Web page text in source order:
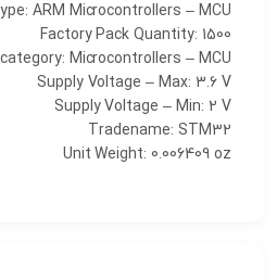
ARM Microcontrollers – MCU
Factory Pack Quantity: 1500
Microcontrollers – MCU
Supply Voltage – Max: 3.6 V
Supply Voltage – Min: 2 V
Tradename: STM32
Unit Weight: 0.006409 oz